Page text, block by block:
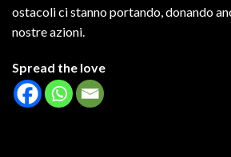
ostacoli ci stanno portando, donando
nostre azioni.
Spread the love